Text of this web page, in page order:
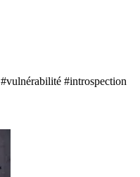
#vulnérabilité #introspection